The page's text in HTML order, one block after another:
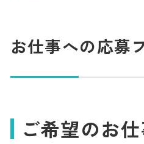
お仕事への応募
ご希望のお